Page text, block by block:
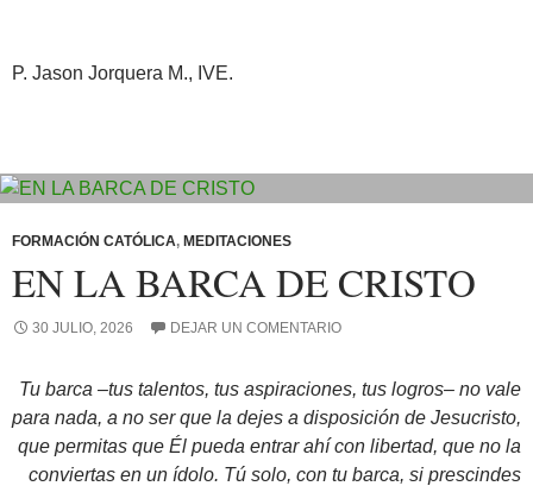
P. Jason Jorquera M., IVE.
FORMACIÓN CATÓLICA, MEDITACIONES
EN LA BARCA DE CRISTO
30 JULIO, 2026 DEJAR UN COMENTARIO
Tu barca –tus talentos, tus aspiraciones, tus logros– no vale
para nada, a no ser que la dejes a disposición de Jesucristo,
que permitas que Él pueda entrar ahí con libertad, que no la
conviertas en un ídolo. Tú solo, con tu barca, si prescindes